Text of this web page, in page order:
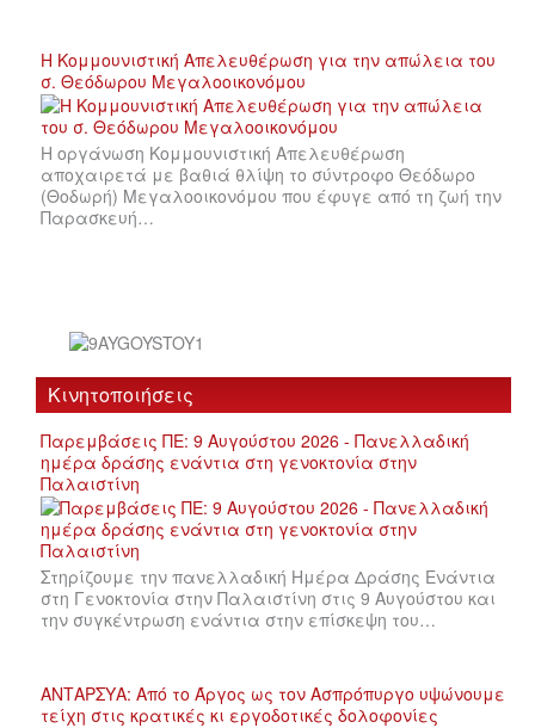
Η Κομμουνιστική Απελευθέρωση για την απώλεια του
σ. Θεόδωρου Μεγαλοοικονόμου
Η οργάνωση Κομμουνιστική Απελευθέρωση
αποχαιρετά με βαθιά θλίψη το σύντροφο Θεόδωρο
(Θοδωρή) Μεγαλοοικονόμου που έφυγε από τη ζωή την
Παρασκευή…
Κινητοποιήσεις
Παρεμβάσεις ΠΕ: 9 Αυγούστου 2026 - Πανελλαδική
ημέρα δράσης ενάντια στη γενοκτονία στην
Παλαιστίνη
Στηρίζουμε την πανελλαδική Ημέρα Δράσης Ενάντια
στη Γενοκτονία στην Παλαιστίνη στις 9 Αυγούστου και
την συγκέντρωση ενάντια στην επίσκεψη του…
ΑΝΤΑΡΣΥΑ: Από το Άργος ως τον Ασπρόπυργο υψώνουμε
τείχη στις κρατικές κι εργοδοτικές δολοφονίες